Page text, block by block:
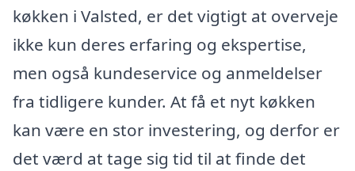
køkken i Valsted, er det vigtigt at overveje
ikke kun deres erfaring og ekspertise,
men også kundeservice og anmeldelser
fra tidligere kunder. At få et nyt køkken
kan være en stor investering, og derfor er
det værd at tage sig tid til at finde det